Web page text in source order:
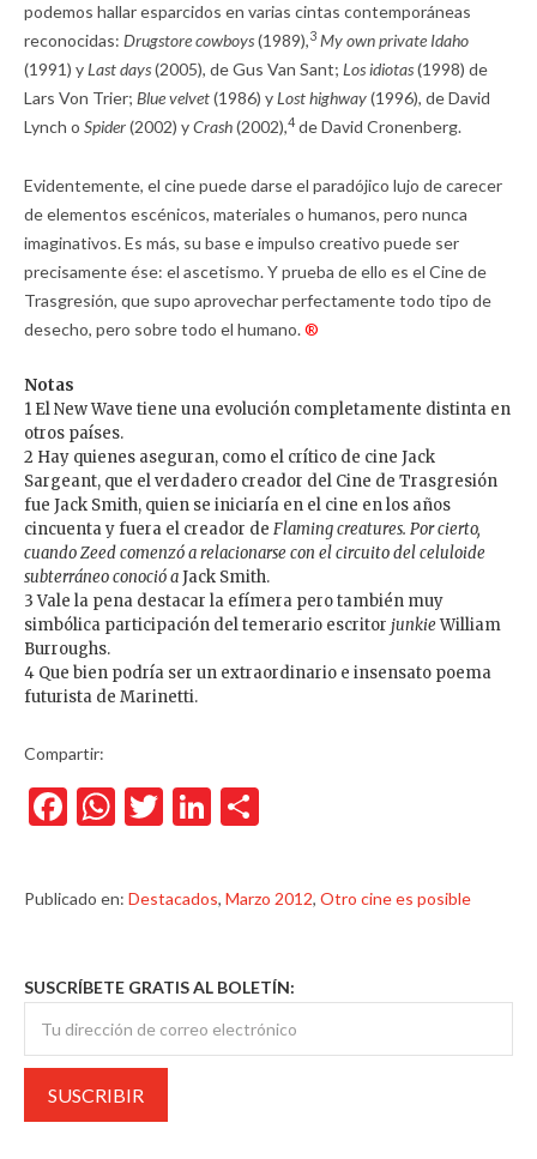
podemos hallar esparcidos en varias cintas contemporáneas
reconocidas: Drugstore cowboys(1989),3 My own private Idaho
(1991) yLast days(2005), de Gus Van Sant; Los idiotas(1998) de
Lars Von Trier; Blue velvet(1986) yLost highway(1996), de David
Lynch o Spider(2002) yCrash(2002),4 de David Cronenberg.
Evidentemente, el cine puede darse el paradójico lujo de carecer
de elementos escénicos, materiales o humanos, pero nunca
imaginativos. Es más, su base e impulso creativo puede ser
precisamente ése: el ascetismo. Y prueba de ello es el Cine de
Trasgresión, que supo aprovechar perfectamente todo tipo de
desecho, pero sobre todo el humano.®
Notas
1 El New Wave tiene una evolución completamente distinta en
otros países.
2 Hay quienes aseguran, como el crítico de cine Jack
Sargeant, que el verdadero creador del Cine de Trasgresión
fue Jack Smith, quien se iniciaría en el cine en los años
cincuenta y fuera el creador de Flaming creatures. Por cierto,
cuando Zeed comenzó a relacionarse con el circuito del celuloide
subterráneo conoció aJack Smith.
3 Vale la pena destacar la efímera pero también muy
simbólica participación del temerario escritor junkieWilliam
Burroughs.
4 Que bien podría ser un extraordinario e insensato poema
futurista de Marinetti.
Compartir:
Facebook
WhatsApp
TwitterLinkedIn
Publicado en: Destacados, Marzo 2012, Otro cine es posible
SUSCRÍBETE GRATIS AL BOLETÍN: